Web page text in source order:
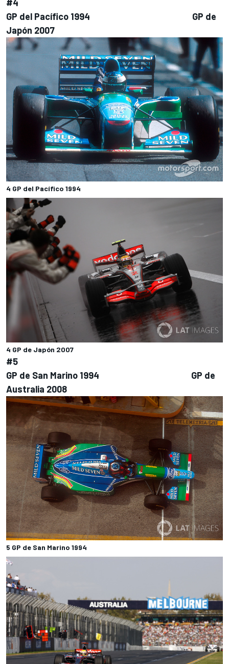
#4
GP del Pacífico 1994 GP de
Japón 2007
4 GP del Pacífico 1994
4 GP de Japón 2007
#5
GP de San Marino 1994
GP de
Australia 2008
5 GP de San Marino 1994